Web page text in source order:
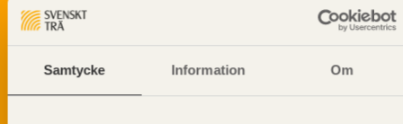
Samtycke Information Om
informationsutskick!